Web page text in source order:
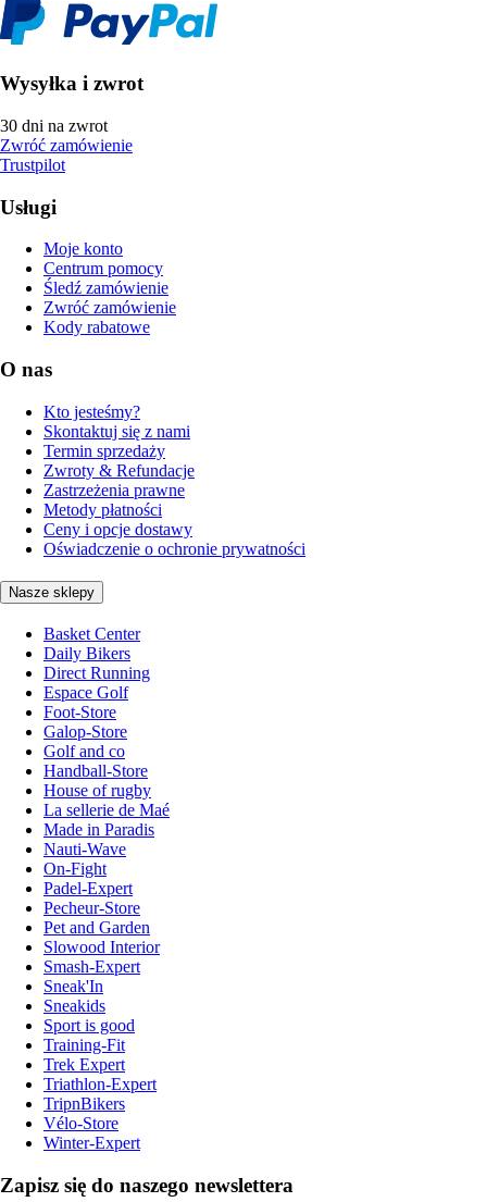
Wysyłka i zwrot
30 dni na zwrot
Zwróć zamówienie
Trustpilot
Usługi
Moje konto
Centrum pomocy
Śledź zamówienie
Zwróć zamówienie
Kody rabatowe
O nas
Kto jesteśmy?
Skontaktuj się z nami
Termin sprzedaży
Zwroty & Refundacje
Zastrzeżenia prawne
Metody płatności
Ceny i opcje dostawy
Oświadczenie o ochronie prywatności
Nasze sklepy
Basket Center
Daily Bikers
Direct Running
Espace Golf
Foot-Store
Galop-Store
Golf and co
Handball-Store
House of rugby
La sellerie de Maé
Made in Paradis
Nauti-Wave
On-Fight
Padel-Expert
Pecheur-Store
Pet and Garden
Slowood Interior
Smash-Expert
Sneak'In
Sneakids
Sport is good
Training-Fit
Trek Expert
Triathlon-Expert
TripnBikers
Vélo-Store
Winter-Expert
Zapisz się do naszego newslettera